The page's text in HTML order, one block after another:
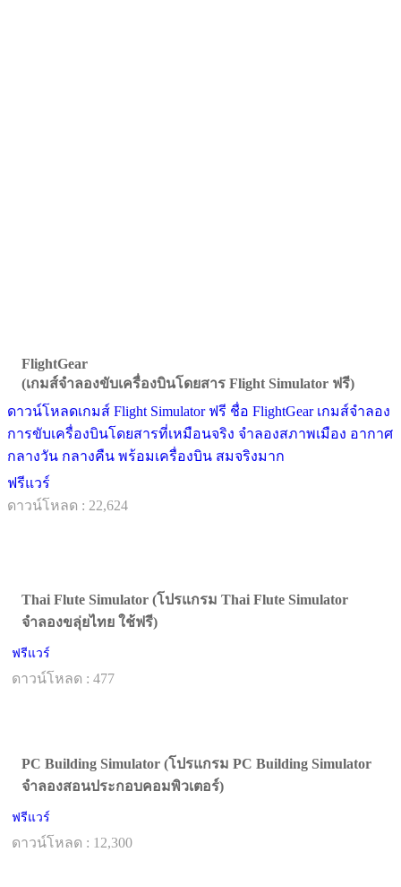
FlightGear
(เกมส์จำลองขับเครื่องบินโดยสาร Flight Simulator ฟรี)
ดาวน์โหลดเกมส์ Flight Simulator ฟรี ชื่อ FlightGear เกมส์จำลอง
การขับเครื่องบินโดยสารที่เหมือนจริง จำลองสภาพเมือง อากาศ
กลางวัน กลางคืน พร้อมเครื่องบิน สมจริงมาก
ฟรีแวร์
ดาวน์โหลด : 22,624
Thai Flute Simulator (โปรแกรม Thai Flute Simulator
จำลองขลุ่ยไทย ใช้ฟรี)
ฟรีแวร์
ดาวน์โหลด : 477
PC Building Simulator (โปรแกรม PC Building Simulator
จำลองสอนประกอบคอมพิวเตอร์)
ฟรีแวร์
ดาวน์โหลด : 12,300